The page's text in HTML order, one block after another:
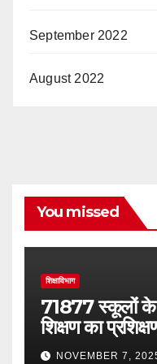
September 2022
August 2022
You missed
शिक्षाविभाग
71877 स्कूलों के
शिक्षण का
NOVEMBER 7,